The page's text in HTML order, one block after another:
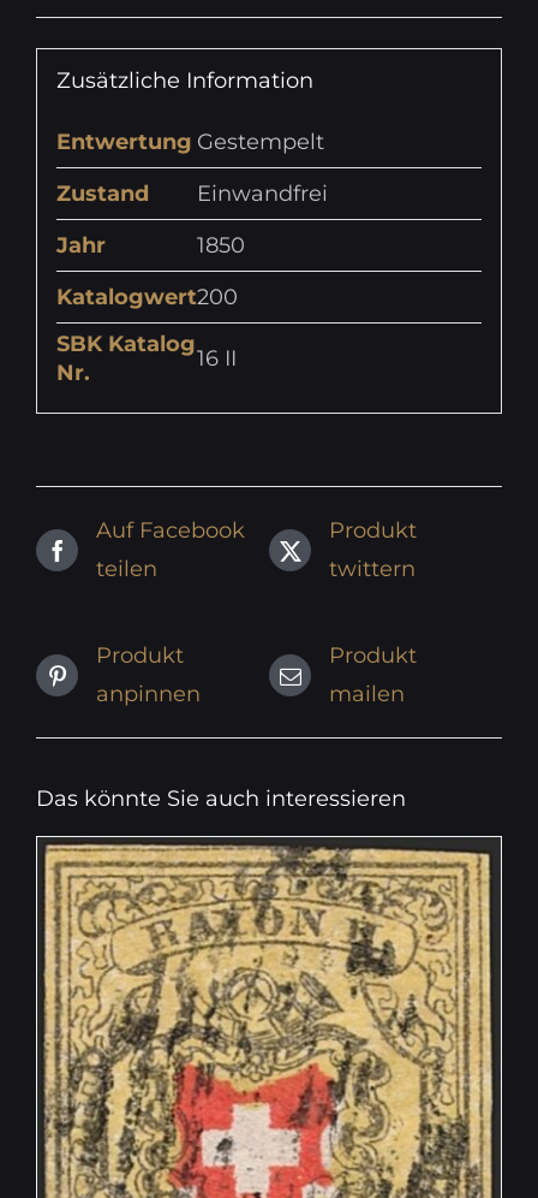
Zusätzliche Information
Entwertung Gestempelt
Zustand
Einwandfrei
Jahr
1850
Katalogwert200
SBK Katalog
Nr.
16 II
Auf Facebook
teilen
Produkt
twittern
Produkt
anpinnen
Produkt
mailen
Das könnte Sie auch interessieren